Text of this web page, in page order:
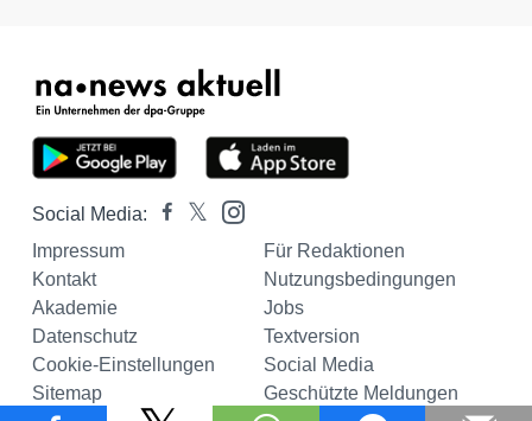
Social Media:
Impressum
Für Redaktionen
Kontakt
Nutzungsbedingungen
Akademie
Jobs
Datenschutz
Textversion
Cookie-Einstellungen
Social Media
Sitemap
Geschützte Meldungen